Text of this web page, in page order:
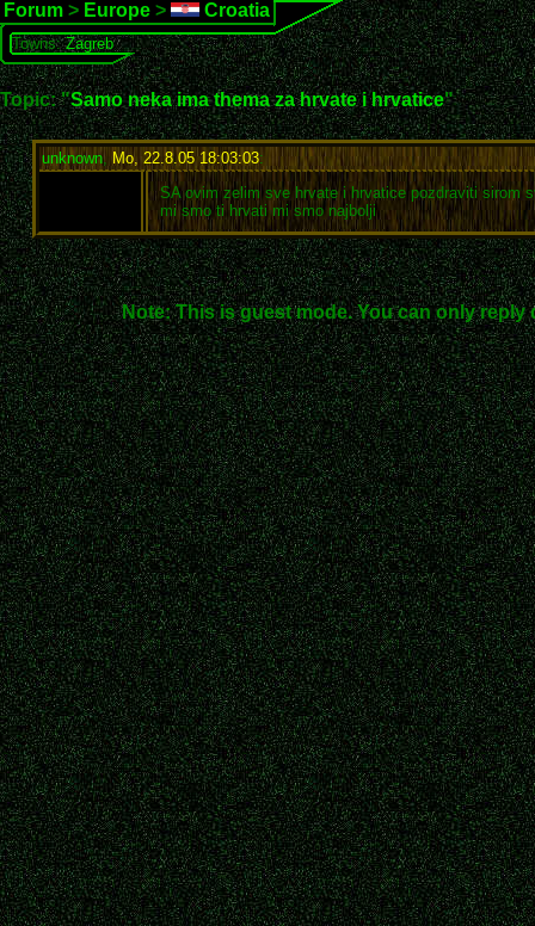
Forum > Europe > Croatia
Towns:Zagreb
Topic: "Samo neka ima thema za hrvate i hrvatice"
unknown, Mo, 22.8.05 18:03:03:
SA ovim zelim sve hrvate i hrvatice pozdraviti sirom
mi smo ti hrvati mi smo najbolji
Note: This is guest mode. You can only